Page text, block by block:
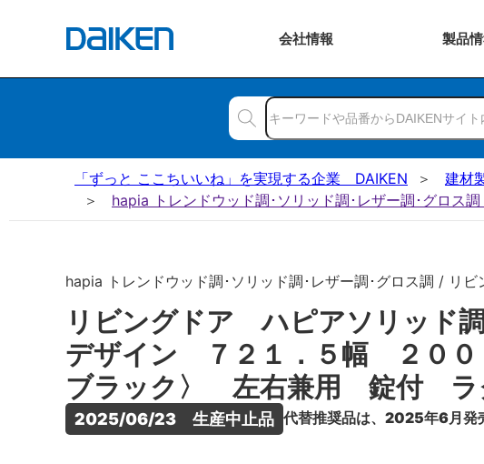
会社情報 製品
「ずっと ここちいいね」を実現する企業 DAIKEN 建材
hapia トレンドウッド調･ソリッド調･レザー調･グロス
hapia トレンドウッド調･ソリッド調･レザー調･グロス調 / リビ
リビングドア ハピアソリッ
デザイン ７２１．５幅 ２０
ブラック〉 左右兼用 錠付 ラ
2025/06/23　生産中止品 代替推奨品は、2025年6月発